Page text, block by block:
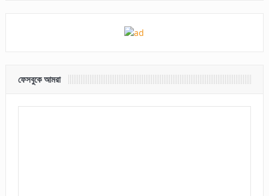
ফেসবুকে আমরা